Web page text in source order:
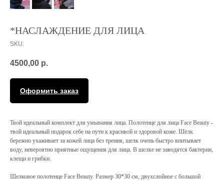
*НАСЛАЖДЕНИЕ ДЛЯ ЛИЦА
SKU:
4500,00 р.
Оформить заказ
Твой идеальный комплект для умывания лица. Полотенце для лица Face Beauty -
твой идеальный подарок себе на пути к красивой и здоровой коже. Шёлк
бережно ухаживает за кожей лица без трения, шелк очень быстро впитывает
воду, невероятно приятные ощущения для лица. В шелке не заводятся бактерии,
клещи и грибки.
Шелковое полотенце Face Beauty. Размер 30*30 см, двухслойное с большой